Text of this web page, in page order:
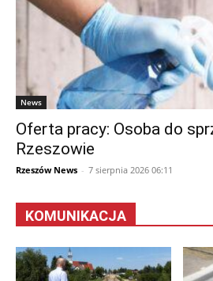
News
Oferta pracy: Osoba do
Rzeszowie
Rzeszów News - 7 sierpnia 2026 06:11
KOMUNIKACJA